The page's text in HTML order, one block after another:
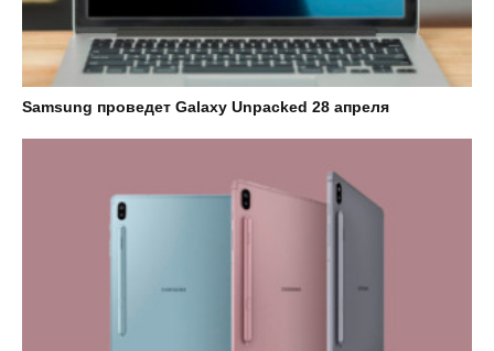
Samsung проведет Galaxy Unpacked 28 апреля